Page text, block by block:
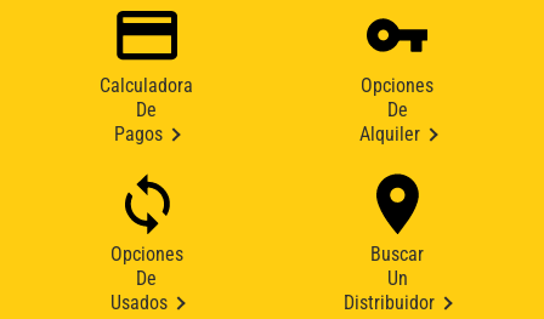
Calculadora
De
Pagos
Opciones
De
Alquiler
Opciones
De
Usados
Buscar
Un
Distribuidor